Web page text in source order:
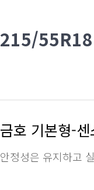
215/55R18
금호 기본형-
안정성은 유지하고